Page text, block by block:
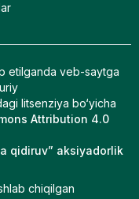
etilganda veb-saytga
litsenziya bo‘yicha
Attribution 4.0
qidiruv” aksiyadorlik
chiqilgan